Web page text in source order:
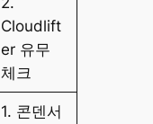
Cloudlift
er 유무
체크
1. 콘덴서